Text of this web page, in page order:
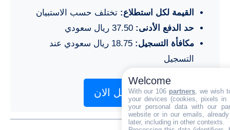
القيمة لكل استطلاع: تختلف حسب الاستبيان
حد الدفع الأدنى:
مكافأة التسجيل:
18.75 ريال سعودي عند
التسجيل
سجل الان
Welcome
With our 106 partners, we wish
your devices (cookies, pixels
your personal data with our
website or in our emails,
later, including in other contexts.